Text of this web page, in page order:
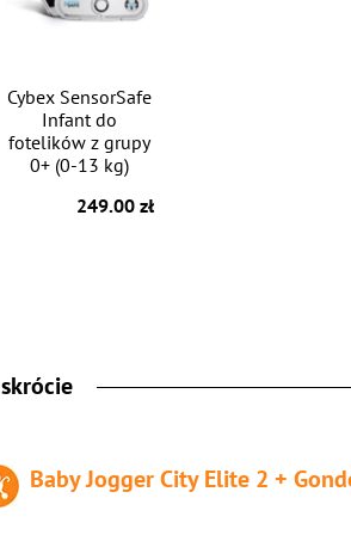
Cybex SensorSafe
Infant do
fotelików z grupy
0+ (0-13 kg)
249.00 zł
Baby Jogger City Elite 2 +